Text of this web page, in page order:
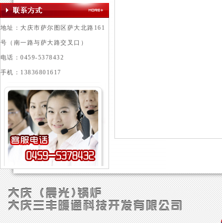
地址：大庆市萨尔图区萨大北路161
号（南一路与萨大路交叉口）
电话：0459-5378432
手机：13836801617